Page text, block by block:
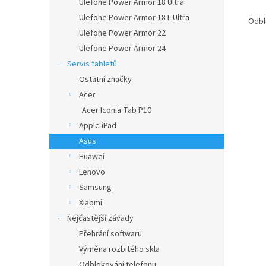
Ulefone Power Armor 18 Ultra
Ulefone Power Armor 18T Ultra
Ulefone Power Armor 22
Ulefone Power Armor 24
Servis tabletů
Ostatní značky
Acer
Acer Iconia Tab P10
Apple iPad
Asus
Huawei
Lenovo
Samsung
Xiaomi
Nejčastější závady
Přehrání softwaru
Výměna rozbitého skla